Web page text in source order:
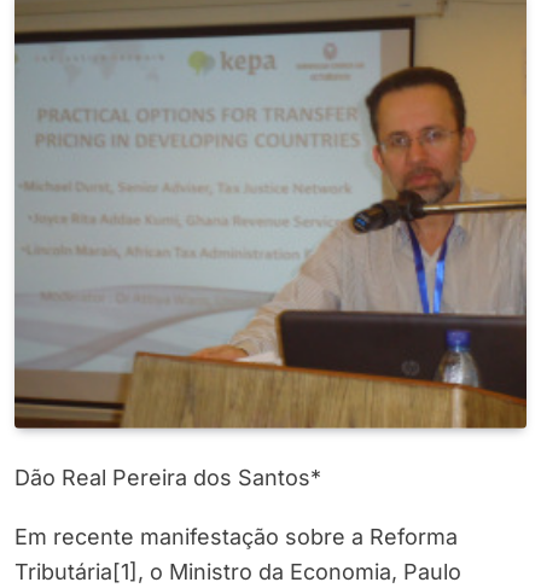
Dão Real Pereira dos Santos*
Em recente manifestação sobre a Reforma
Tributária[1], o Ministro da Economia, Paulo